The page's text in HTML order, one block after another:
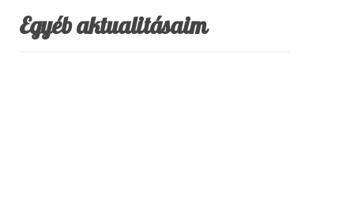
Egyéb aktualitásaim